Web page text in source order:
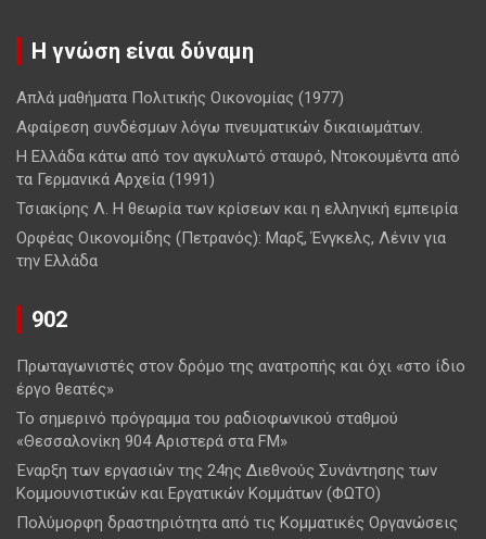
Η γνώση είναι δύναμη
Απλά μαθήματα Πολιτικής Οικονομίας (1977)
Αφαίρεση συνδέσμων λόγω πνευματικών δικαιωμάτων.
Η Ελλάδα κάτω από τον αγκυλωτό σταυρό, Ντοκουμέντα από
τα Γερμανικά Αρχεία (1991)
Τσιακίρης Λ. Η θεωρία των κρίσεων και η ελληνική εμπειρία
Ορφέας Οικονομίδης (Πετρανός): Μαρξ, Ένγκελς, Λένιν για
την Ελλάδα
902
Πρωταγωνιστές στον δρόμο της ανατροπής και όχι «στο ίδιο
έργο θεατές»
Το σημερινό πρόγραμμα του ραδιοφωνικού σταθμού
«Θεσσαλονίκη 904 Αριστερά στα FM»
Έναρξη των εργασιών της 24ης Διεθνούς Συνάντησης των
Κομμουνιστικών και Εργατικών Κομμάτων (ΦΩΤΟ)
Πολύμορφη δραστηριότητα από τις Κομματικές Οργανώσεις